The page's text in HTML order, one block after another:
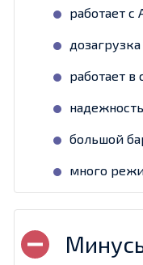
работает с
работает
надежность
большой
много